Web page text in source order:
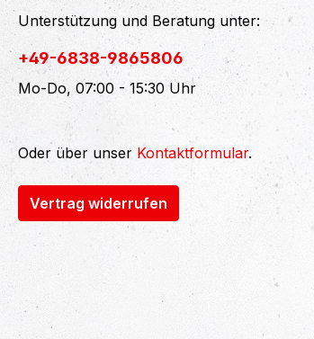
Unterstützung und Beratung unter:
+49-6838-9865806
Mo-Do, 07:00 - 15:30 Uhr
Oder über unser Kontaktformular.
Vertrag widerrufen